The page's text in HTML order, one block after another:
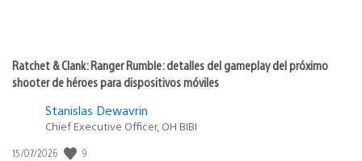
Ratchet & Clank: Ranger Rumble: detalles del gameplay del próximo
shooter de héroes para dispositivos móviles
Stanislas Dewavrin
Chief Executive Officer, OH BIBI
Fecha
15/07/2026 9